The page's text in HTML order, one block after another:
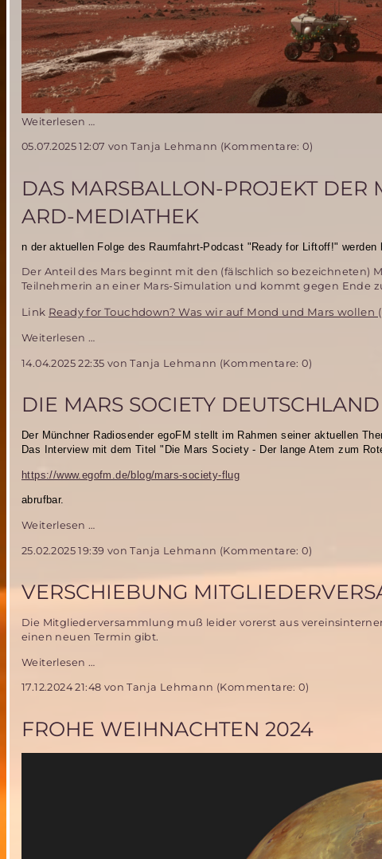
Weiterlesen …
05.07.2025 12:07 von Tanja Lehmann (Kommentare: 0)
DAS MARSBALLON-PROJEKT DER
ARD-MEDIATHEK
n der aktuellen Folge des Raumfahrt-Podcast "Ready for Liftoff!"
Der Anteil des Mars beginnt mit den (fälschlich so bezeichneten)
Teilnehmerin an einer Mars-Simulation und kommt gegen Ende
Link Ready for Touchdown? Was wir auf Mond und Mars
Weiterlesen …
Projekt
Society
in
der
Mediathek
14.04.2025 22:35 von Tanja Lehmann (Kommentare: 0)
DIE MARS SOCIETY
Der Münchner Radiosender egoFM stellt im Rahmen seiner aktuellen
Das Interview mit dem Titel "Die Mars Society - Der lange Atem zum
https://www.egofm.de/blog/mars-society-flug
abrufbar.
Weiterlesen …
Society
im
Radio
25.02.2025 19:39 von Tanja Lehmann (Kommentare: 0)
VERSCHIEBUNG
Die Mitgliederversammlung muß leider vorerst aus
einen neuen Termin gibt.
Weiterlesen …
der
17.12.2024 21:48 von Tanja Lehmann (Kommentare: 0)
FROHE WEIHNACHTEN 2024